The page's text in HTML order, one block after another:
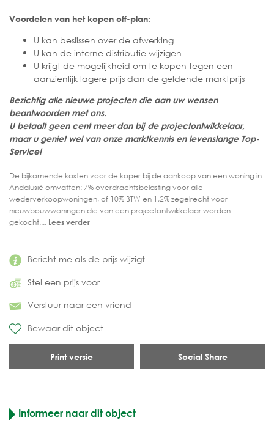
Bericht me als de prijs wijzigt
Stel een prijs voor
Verstuur naar een vriend
Bewaar dit object
Print versie Social Share
Voordelen van het kopen off-plan:
U kan beslissen over de afwerking
U kan de interne distributie wijzigen
U krijgt de mogelijkheid om te kopen tegen een
aanzienlijk lagere prijs dan de geldende marktprijs
Bezichtig alle nieuwe projecten die aan uw wensen
beantwoorden met ons.
U betaalt geen cent meer dan bij de projectontwikkelaar,
maar u geniet wel van onze marktkennis en levenslange Top-
Service!
De bijkomende kosten voor de koper bij de aankoop van een woning in
Andalusië omvatten: 7% overdrachtsbelasting voor alle
wederverkoopwoningen, of 10% BTW en 1,2% zegelrecht voor
nieuwbouwwoningen die van een projectontwikkelaar worden
gekocht.... Lees verder
Informeer naar dit object